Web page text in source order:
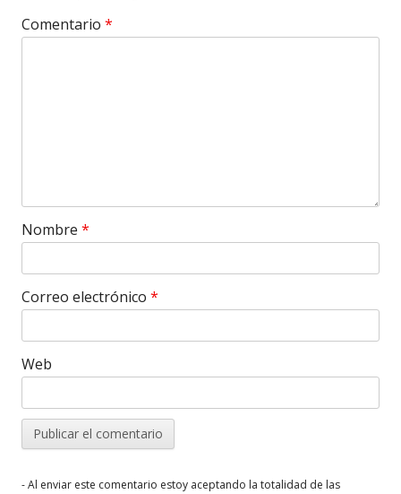
Comentario *
Nombre *
Correo electrónico *
Web
- Al enviar este comentario estoy aceptando la totalidad de las